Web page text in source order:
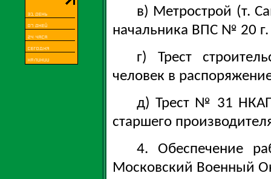
в) Метрострой (т.
начальника ВПС № 20
г) Трест
человек в
д) Трест № 31
старшего
4. Обеспечение
Московский Военный